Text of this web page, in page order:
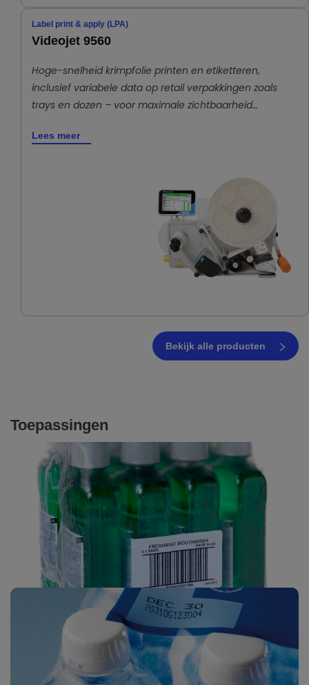
Label print & apply (LPA)
Videojet 9560
Hoge-snelheid krimpfolie printen en etiketteren,
inclusief variabele data op retail verpakkingen zoals
trays en dozen – voor maximale zichtbaarheid…
Lees meer
Bekijk alle producten
Toepassingen